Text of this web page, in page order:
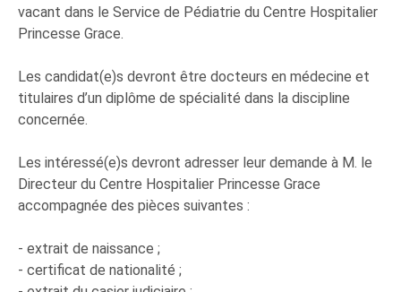
vacant dans le Service de Pédiatrie du Centre Hospitalier
Princesse Grace.
Les candidat(e)s devront être docteurs en médecine et
titulaires d’un diplôme de spécialité dans la discipline
concernée.
Les intéressé(e)s devront adresser leur demande à M. le
Directeur du Centre Hospitalier Princesse Grace
accompagnée des pièces suivantes :
- extrait de naissance ;
- certificat de nationalité ;